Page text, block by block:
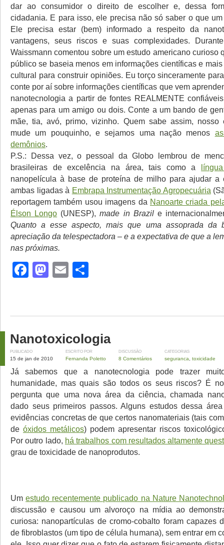
dar ao consumidor o direito de escolher e, dessa
cidadania. E para isso, ele precisa não só saber o que
Ele precisa estar (bem) informado a respeito da
vantagens, seus riscos e suas complexidades.
Waissmann comentou sobre um estudo americano curioso
público se baseia menos em informações científicas e
cultural para construir opiniões. Eu torço sinceramente
conte por aí sobre informações científicas que vem
nanotecnologia a partir de fontes REALMENTE
apenas para um amigo ou dois. Conte a um bando de
mãe, tia, avó, primo, vizinho. Quem sabe assim, nosso
mude um pouquinho, e sejamos uma nação menos
demônios.
P.S.: Dessa vez, o pessoal da Globo lembrou de
brasileiras de excelência na área, tais como a
nanopelícula à base de proteína de milho para ajudar a
ambas ligadas à Embrapa Instrumentação Agropecuária
reportagem também usou imagens da Nanoarte criada
Élson Longo (UNESP),made in Brazile
Quanto a esse aspecto, mais que uma assoprada da
apreciação da telespectadora – e a expectativa de que a
nas próximas.
Facebook
Mastodon
Email
Nanotoxicologia
PUBLICADO
15 de jan de 2010
ESCRITO POR
Fernanda Poletto
DISCUSSÃO
8 Comentários
CATEGORIAS
seguranca toxicidade
Já sabemos que a nanotecnologia pode trazer
humanidade, mas quais são todos os seus riscos? É
pergunta que uma nova área da ciência, chamada
dado seus primeiros passos. Alguns estudos dessa
evidências concretas de que certos nanomateriais (tais
de óxidos metálicos) podem apresentar riscos
Por outro lado, há trabalhos com resultados altamente
grau de toxicidade de nanoprodutos.
Umestudo recentemente publicado na Nature
discussão e causou um alvoroço na mídia ao
curiosa: nanopartículas de cromo-cobalto foram capazes
de fibroblastos (um tipo de célula humana), sem entrar em